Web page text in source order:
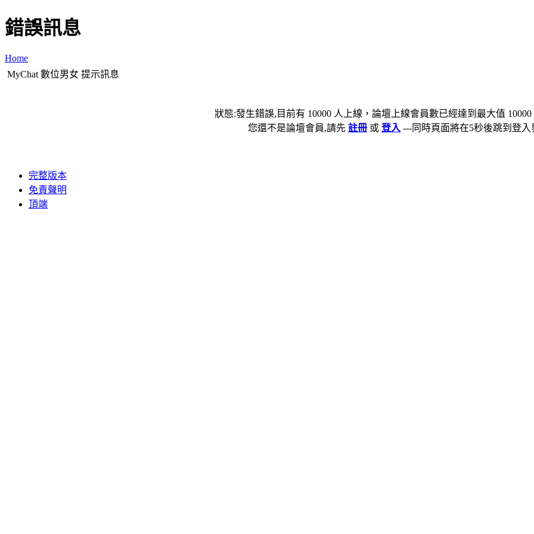
錯誤訊息
Home
MyChat 數位男女 提示訊息
狀態:發生錯誤,目前有 10000 人上線，論壇上線會員數已經達到最大值
您還不是論壇會員,請先 註冊 或 登入 ---同時頁面將在5秒後跳到登入
完整版本
免責聲明
頂端